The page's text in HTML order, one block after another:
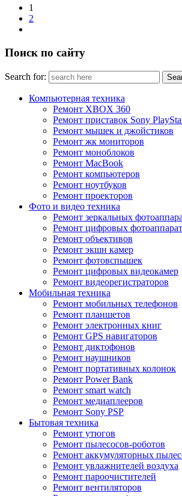
1
2
Поиск по сайту
Search for:
Компьютерная техника
Ремонт XBOX 360
Ремонт приставок Sony
Ремонт мышек и джойстиков
Ремонт жк мониторов
Ремонт моноблоков
Ремонт MacBook
Ремонт компьютеров
Ремонт ноутбуков
Ремонт проекторов
Фото и видео техника
Ремонт зеркальных
Ремонт цифровых
Ремонт объективов
Ремонт экшн камер
Ремонт фотовспышек
Ремонт цифровых видеокамер
Ремонт видеорегистраторов
Мобильная техника
Ремонт мобильных телефонов
Ремонт планшетов
Ремонт электронных книг
Ремонт GPS навигаторов
Ремонт диктофонов
Ремонт наушников
Ремонт портативных колонок
Ремонт Power Bank
Ремонт smart watch
Ремонт медиаплееров
Ремонт Sony PSP
Бытовая техника
Ремонт утюгов
Ремонт пылесосов-роботов
Ремонт аккумуляторных
Ремонт увлажнителей воздуха
Ремонт пароочистителей
Ремонт вентиляторов